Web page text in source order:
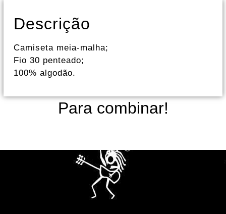
Descrição
Camiseta meia-malha;
Fio 30 penteado;
100% algodão.
Para combinar!